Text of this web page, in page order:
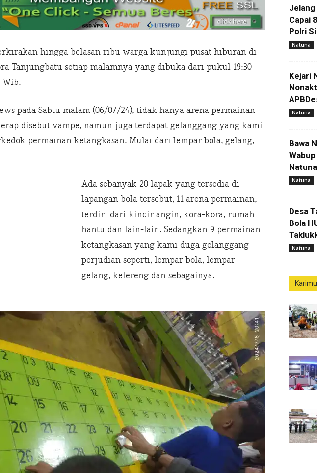
hingga belasan ribu warga kunjungi pusat hiburan di
Tanjungbatu setiap malamnya yang dibuka dari pukul 19:30
Wib.
pada Sabtu malam (06/07/24), tidak hanya arena permainan
disebut vampe, namun juga terdapat gelanggang yang kami
permainan ketangkasan. Mulai dari lempar bola, gelang,
Ada sebanyak 20 lapak yang tersedia di
lapangan bola tersebut, 11 arena permainan,
terdiri dari kincir angin, kora-kora, rumah
hantu dan lain-lain. Sedangkan 9 permainan
ketangkasan yang kami duga gelanggang
perjudian seperti, lempar bola, lempar
gelang, kelereng dan sebagainya.
Jelang
Capai
Polri
Natuna
Kejari
Natuna
Bawa
Natuna
Desa
Bola
Natuna